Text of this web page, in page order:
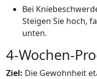
Bei
Steigen Sie hoch,
unten.
4-Wochen-
Ziel: Die Gewohnheit